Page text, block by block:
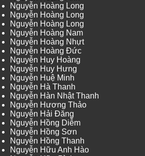
Nguyễn Hoàng Long
Nguyễn Hoàng Long
Nguyễn Hoàng Long
Nguyễn Hoàng Nam
Nguyễn Hoàng Nhựt
Nguyễn Hoàng Đức
Nguyễn Huy Hoàng
Nguyễn Huy Hưng
Nguyễn Huệ Minh
Nguyễn Hà Thanh
Nguyễn Hàn Nhật Thanh
Nguyễn Hương Thảo
Nguyễn Hải Đăng
Nguyễn Hồng Diễm
Nguyễn Hồng Sơn
Nguyễn Hồng Thanh
Nguyễn Hữu Anh Hào